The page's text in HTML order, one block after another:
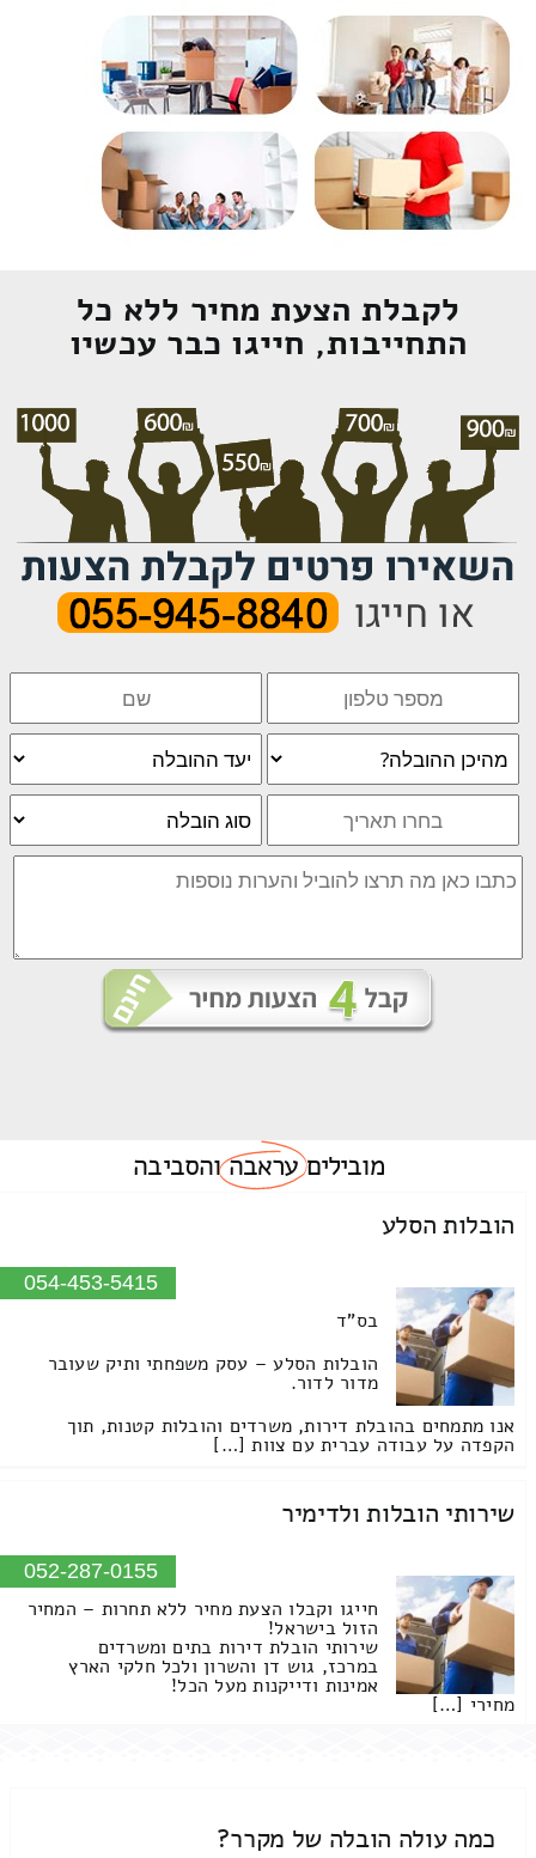
לקבלת הצעת מחיר ללא כל
התחייבות, חייגו כבר עכשיו
מוביליםעראבהוהסביבה
הובלות הסלע
054-453-5415
בס"ד
הובלות הסלע – עסק משפחתי ותיק שעובר
מדור לדור.
אנו מתמחים בהובלת דירות, משרדים והובלות קטנות, תוך
הקפדה על עבודה עברית עם צוות […]
שירותי הובלות ולדימיר
052-287-0155
חייגו וקבלו הצעת מחיר ללא תחרות – המחיר
הזול בישראל!
שירותי הובלת דירות בתים ומשרדים
במרכז, גוש דן והשרון ולכל חלקי הארץ
אמינות ודייקנות מעל הכל!
מחירי […]
כמה עולה הובלה של מקרר?